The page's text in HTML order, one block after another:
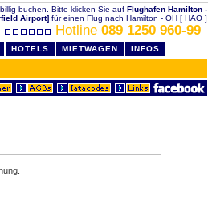
buchen. Bitte klicken Sie auf Flughafen Hamilton -
Airport] für einen Flug nach Hamilton - OH [ HAO ]
Hotline 089 1250 960-99
HOTELS MIETWAGEN INFOS